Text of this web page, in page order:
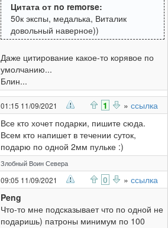
Цитата от no remorse:
50к экспы, медалька, Виталик
довольный наверное))
Даже цитирование какое-то корявое по
умолчанию...
Блин...
01:15 11/09/2021 1 » ссылка
Все кто хочет подарки, пишите сюда.
Всем кто напишет в течении суток,
подарю по одной 2мм пульке :)
Злобный Воин Севера
09:05 11/09/2021 0 » ссылка
Peng
Что-то мне подсказывает что по одной не
подаришь) патроны минимум по 100